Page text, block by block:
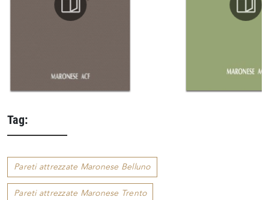
Tag:
Pareti attrezzate Maronese Belluno
Pareti attrezzate Maronese Trento